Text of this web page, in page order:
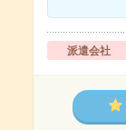
派遣会社